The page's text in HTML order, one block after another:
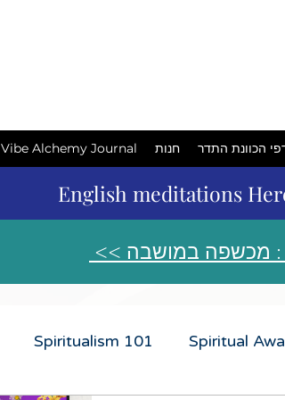
Vibe Alchemy Journal חנות הכוונת התדר
English meditations
: מכשפה במושבה
Spiritualism 101 Spiritual